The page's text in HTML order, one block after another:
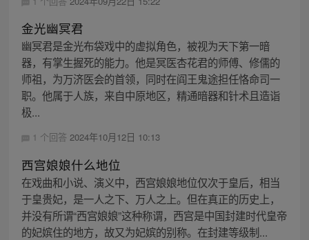
金光幽冥君
幽冥君是金光布袋戏中的虚拟角色，被视为天下第一暗
器，有掌生握死的能力。他是冥医杏花君的师傅、修儒的
师祖，为万济医会的首领，同时在阎王鬼途担任恪命司一
职。他属于人族，来自中原地区，精通暗器和针术且造诣
极...
1 个回答 2024年10月12日 10:13
西宫娘娘什么地位
在戏曲和小说、演义中，西宫娘娘地位仅次于皇后，相当
于皇贵妃，是一人之下、万人之上。但在真正的历史上，
并没有所谓“西宫娘娘”这种称谓，西宫是中国封建时代皇帝
的妃嫔住的地方，故又为妃嫔的别称。在封建等级制...